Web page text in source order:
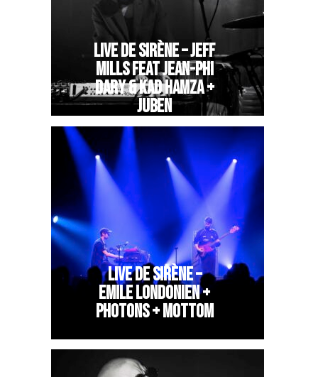
LIVE DE SIRÈNE – JEFF
MILLS FEAT JEAN-PHI
DARY & KAD HAMZA +
JUBEN
LIVE DE SIRÈNE –
EMILE LONDONIEN +
PHOTONS + MOTTOM